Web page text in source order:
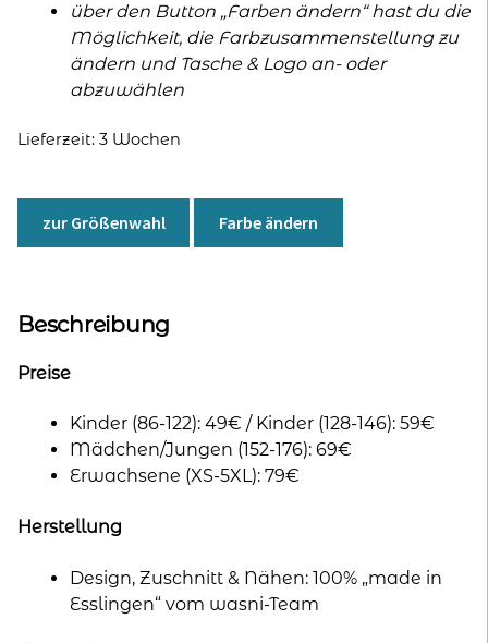
über den Button „Farben ändern“ hast du die
Möglichkeit, die Farbzusammenstellung zu
ändern und Tasche & Logo an- oder
abzuwählen
Lieferzeit: 3 Wochen
zur Größenwahl Farbe ändern
Beschreibung
Preise
Kinder (86-122): 49€ / Kinder (128-146): 59€
Mädchen/Jungen (152-176): 69€
Erwachsene (XS-5XL): 79€
Herstellung
Design, Zuschnitt & Nähen: 100% „made in
Esslingen“ vom wasni-Team